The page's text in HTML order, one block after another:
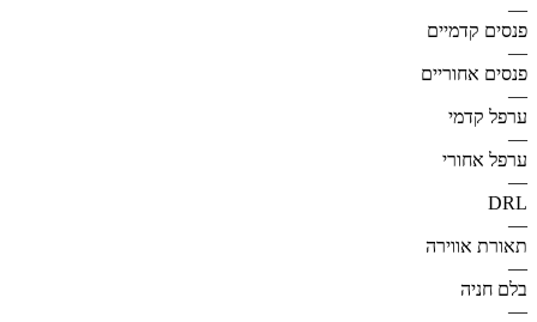
—
פנסים קדמיים
—
פנסים אחוריים
—
ערפל קדמי
—
ערפל אחורי
—
DRL
—
תאורת אווירה
—
בלם חניה
—